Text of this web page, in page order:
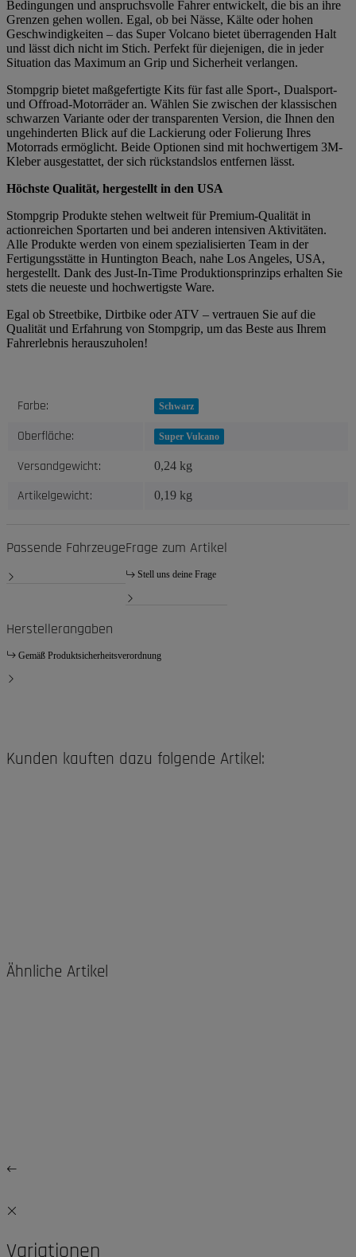
Bedingungen und anspruchsvolle Fahrer entwickelt, die bis an ihre
Grenzen gehen wollen. Egal, ob bei Nässe, Kälte oder hohen
Geschwindigkeiten – das Super Volcano bietet überragenden Halt
und lässt dich nicht im Stich. Perfekt für diejenigen, die in jeder
Situation das Maximum an Grip und Sicherheit verlangen.
Stompgrip bietet maßgefertigte Kits für fast alle Sport-, Dualsport-
und Offroad-Motorräder an. Wählen Sie zwischen der klassischen
schwarzen Variante oder der transparenten Version, die Ihnen den
ungehinderten Blick auf die Lackierung oder Folierung Ihres
Motorrads ermöglicht. Beide Optionen sind mit hochwertigem 3M-
Kleber ausgestattet, der sich rückstandslos entfernen lässt.
Höchste Qualität, hergestellt in den USA
Stompgrip Produkte stehen weltweit für Premium-Qualität in
actionreichen Sportarten und bei anderen intensiven Aktivitäten.
Alle Produkte werden von einem spezialisierten Team in der
Fertigungsstätte in Huntington Beach, nahe Los Angeles, USA,
hergestellt. Dank des Just-In-Time Produktionsprinzips erhalten Sie
stets die neueste und hochwertigste Ware.
Egal ob Streetbike, Dirtbike oder ATV – vertrauen Sie auf die
Qualität und Erfahrung von Stompgrip, um das Beste aus Ihrem
Fahrerlebnis herauszuholen!
Produkteigenschaft
Wert
Farbe: Schwarz
Oberfläche: Super Vulcano
Versandgewicht: 0,24 kg
Artikelgewicht: 0,19 kg
Passende FahrzeugeFrage zum Artikel
Stell uns deine Frage
Herstellerangaben
Gemäß Produktsicherheitsverordnung
Kunden kauften dazu folgende Artikel:
Ähnliche Artikel
Variationen